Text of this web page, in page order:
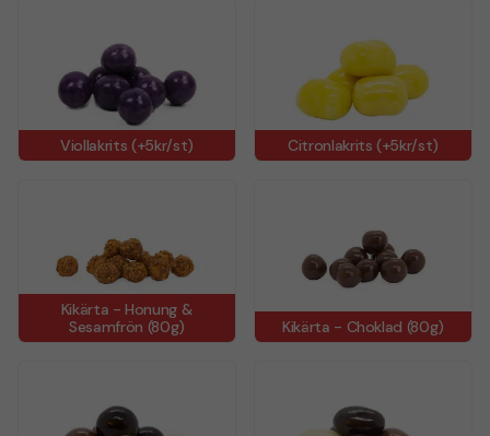
Viollakrits (+5kr/st) Citronlakrits (+5kr/st)
Kikärta - Honung &
Sesamfrön (80g)
Kikärta - Choklad (80g)